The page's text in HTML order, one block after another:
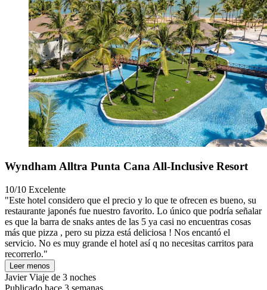
Wyndham Alltra Punta Cana All-Inclusive Resort
10/10 Excelente
"Este hotel considero que el precio y lo que te ofrecen es bueno, su
restaurante japonés fue nuestro favorito. Lo único que podría señalar
es que la barra de snaks antes de las 5 ya casi no encuentras cosas
más que pizza , pero su pizza está deliciosa ! Nos encantó el
servicio. No es muy grande el hotel así q no necesitas carritos para
recorrerlo."
Leer menos
JavierViaje de 3 noches
Publicado hace 3 semanas